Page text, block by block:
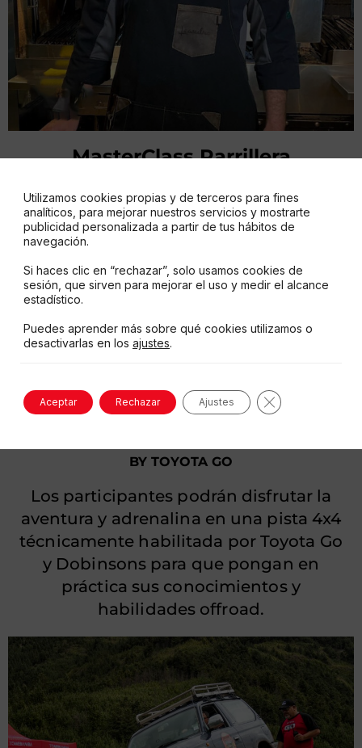
MasterClass Parrillera
Las más curadas técnicas y los cortes
esenciales para preparar un asado en
su punto de la mano del lider de Sur
Parrilla Gourmet. Cada participante
Dobinsons.
BY TOYOTA GO
Los participantes podrán disfrutar la
aventura y adrenalina en una pista 4x4
técnicamente habilitada por Toyota Go
y Dobinsons para que pongan en
práctica sus conocimientos y
habilidades offroad.
Utilizamos cookies propias y de terceros para fines
analíticos, para mejorar nuestros servicios y mostrarte
publicidad personalizada a partir de tus hábitos de
navegación.
Si haces clic en “rechazar”, solo usamos cookies de
sesión, que sirven para mejorar el uso y medir el alcance
estadístico.
Puedes aprender más sobre qué cookies utilizamos o
desactivarlas en los ajustes.
Aceptar Rechazar Ajustes Cerrar el